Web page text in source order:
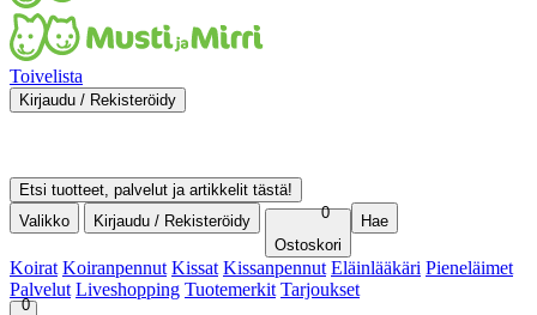
Toivelista
Kirjaudu / Rekisteröidy
Etsi tuotteet, palvelut ja artikkelit tästä!
Valikko
Kirjaudu / Rekisteröidy
0
Ostoskori
Hae
Koirat Koiranpennut Kissat Kissanpennut Eläinlääkäri Pieneläimet
Palvelut Liveshopping Tuotemerkit Tarjoukset
0